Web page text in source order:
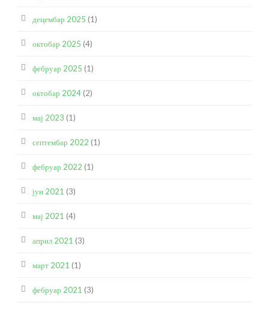
децембар 2025 (1)
октобар 2025 (4)
фебруар 2025 (1)
октобар 2024 (2)
мај 2023 (1)
септембар 2022 (1)
фебруар 2022 (1)
јун 2021 (3)
мај 2021 (4)
април 2021 (3)
март 2021 (1)
фебруар 2021 (3)